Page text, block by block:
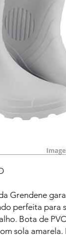
Grendene
perfeita para
Bota de
sola